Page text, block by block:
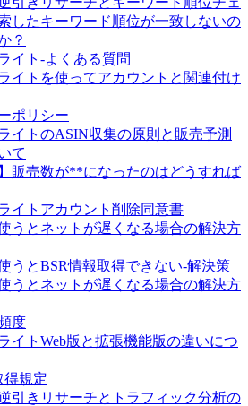
したキーワード順位が一致しないの
？
イト-よくある質問
イトを使ってアカウントと関連付け
ポリシー
イトのASIN収集の原則と販売予測
て
販売数が**になったのはどうすれば
イトアカウント削除同意書
うとネットが遅くなる場合の解決方
うとBSR情報取得できない-解決策
うとネットが遅くなる場合の解決方
度
イトWeb版と拡張機能版の違いにつ
得規定
引きリサーチとトラフィック分析の